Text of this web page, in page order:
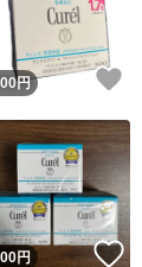
！
円
！
円